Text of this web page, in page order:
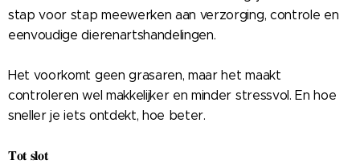
stap voor stap meewerken aan verzorging, controle en
eenvoudige dierenartshandelingen.
Het voorkomt geen grasaren, maar het maakt
controleren wel makkelijker en minder stressvol. En hoe
sneller je iets ontdekt, hoe beter.
𝐓𝐨𝐭 𝐬𝐥𝐨𝐭